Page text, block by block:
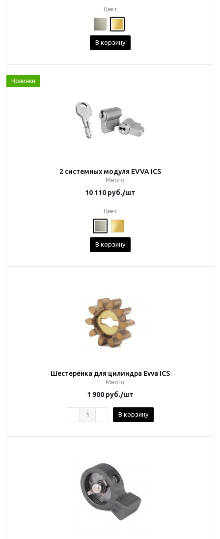
Цвет
В корзину
Новинки
2 системных модуля EVVA ICS
Много
10 110 руб./шт
Цвет
В корзину
Шестеренка для цилиндра Evva ICS
Много
1 900 руб./шт
В корзину